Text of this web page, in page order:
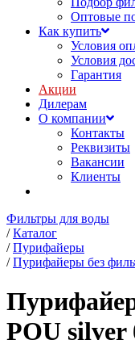
Оптовые
Как купить
Условия
Условия
Гарантия
Акции
Дилерам
О компании
Контакты
Реквизиты
Вакансии
Клиенты
Фильтры для воды
/ Каталог
/ Пурифайеры
/ Пурифайеры без
POU silver